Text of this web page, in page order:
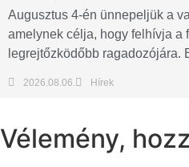
Augusztus 4-én ünnepeljük a
amelynek célja, hogy felhívja a
legrejtőzködőbb ragadozójára.
2026.08.06. Hírek
Vélemény,